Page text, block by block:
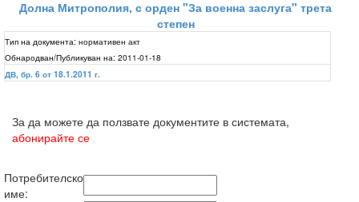
Долна Митрополия, с орден "За военна заслуга" трета
степен
Тип на документа: нормативен акт
Обнародван/Публикуван на: 2011-01-18
ДВ, бр. 6 от 18.1.2011 г.
За да можете да ползвате документите в системата,
абонирайте се
Потребителско
име: